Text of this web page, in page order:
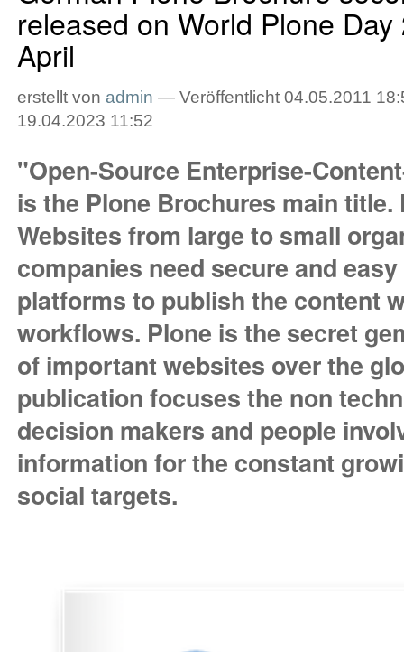
released on World Plone
April
erstellt von admin — Veröffentlicht04.05.2011
19.04.2023 11:52
"Open-Source Enterprise-
is the Plone Brochures main title.
Websites from large to small
companies need secure and
platforms to publish the content
workflows. Plone is the secret
of important websites over the
publication focuses the non
decision makers and people
information for the constant
social targets.